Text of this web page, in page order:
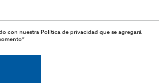
con nuestraPolítica de privacidad que se agregará